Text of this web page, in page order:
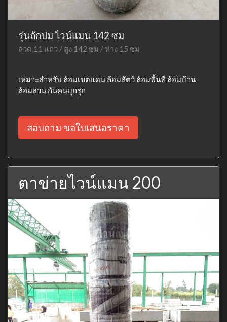
รุ่นถักปม ไวน์แมน 142 ซม
ลวด 11 แถว / สูง 142 ซม / ห่าง 15 ซม
เหมาะสำหรับ ล้อมเขตแดน ล้อมสัตว์ ล้อมพื้นที่ ล้อมบ้าน
ล้อมสวน กันคนบุกรุก
สอบถาม ขอใบเสนอราคา
ตาข่ายไวน์แมน 200